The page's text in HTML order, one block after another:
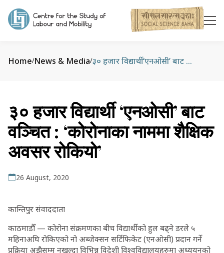
Home/News & Media/ ३० हजार विद्यार्थी ‘एनओसी’ बाट वञ्‍चित : ‘कोरोनाका नाममा शैक्षिक अवसर रोकियो’
३० हजार विद्यार्थी ‘एनओसी’ बाट
वञ्‍चित : ‘कोरोनाका नाममा शैक्षिक
अवसर रोकियो’
26 August, 2020
कान्तिपुर संवाददाता
काठमाडौँ — कोरोना संक्रमणका बीच विद्यार्थीको हुल बढ्ने डरले ५
महिनाअघि रोकिएको नो अब्जेक्सन सर्टिफिकेट (एनओसी) प्रदान गर्ने
प्रक्रिया अझैसम्म नखुल्दा विभिन्न विदेशी विश्वविद्यालयहरुमा अध्ययनको